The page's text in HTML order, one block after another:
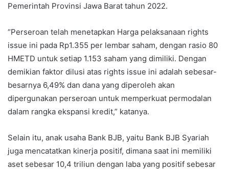
Pemerintah Provinsi Jawa Barat tahun 2022.
“Perseroan telah menetapkan Harga pelaksanaan rights
issue ini pada Rp1.355 per lembar saham, dengan rasio 80
HMETD untuk setiap 1.153 saham yang dimiliki. Dengan
demikian faktor dilusi atas rights issue ini adalah sebesar-
besarnya 6,49% dan dana yang diperoleh akan
dipergunakan perseroan untuk memperkuat permodalan
dalam rangka ekspansi kredit,” katanya.
Selain itu, anak usaha Bank BJB, yaitu Bank BJB Syariah
juga mencatatkan kinerja positif, dimana saat ini memiliki
aset sebesar 10,4 triliun dengan laba yang positif sebesar